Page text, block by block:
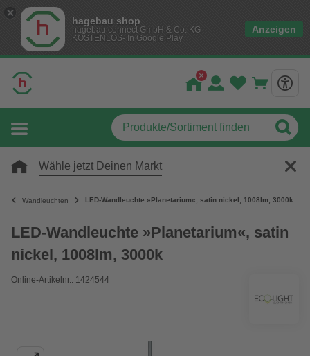
hagebau shop
hagebau connect GmbH & Co. KG
KOSTENLOS- In Google Play
Anzeigen
Wähle jetzt Deinen Markt
Wandleuchten LED-Wandleuchte »Planetarium«, satin nickel, 1008lm, 3000k
LED-Wandleuchte »Planetarium«, satin
nickel, 1008lm, 3000k
Online-Artikelnr.: 1424544